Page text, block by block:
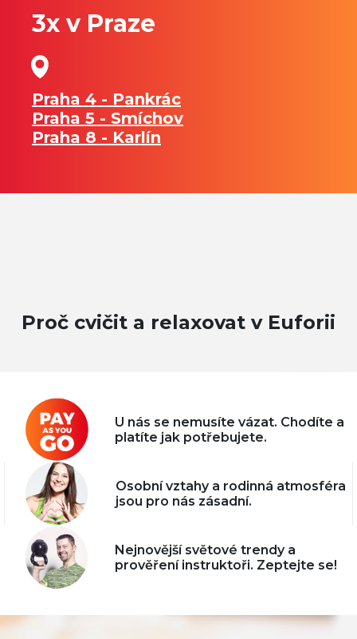
3x v Praze
Praha 4 - Pankrác
Praha 5 - Smíchov
Praha 8 - Karlín
Proč cvičit a relaxovat v Euforii
U nás se nemusíte vázat. Chodíte a
platíte jak potřebujete.
Osobní vztahy a rodinná atmosféra
jsou pro nás zásadní.
Nejnovější světové trendy a
prověření instruktoři. Zeptejte se!